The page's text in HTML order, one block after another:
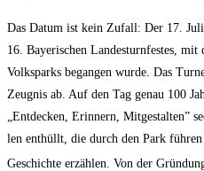
Das Datum ist kein Zufall: Der 17.
16. Baye­ri­schen Lan­des­turn­fes­tes,
Volks­parks began­gen wur­de. Das
Zeug­nis ab. Auf den Tag genau 100
„Ent­de­cken, Erin­nern, Mit­ge­stal­ten”
len ent­hüllt, die durch den Park
Geschich­te erzäh­len. Von der